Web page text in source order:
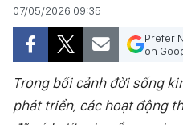
THỜI SỰ - CHÍNH TRỊ
E-MAGAZINE
GÓC NHÌN KINH TẾ
07/05/2026 09:35
Prefer
on
Trong bối cảnh đời sống
phát triển, các hoạt động